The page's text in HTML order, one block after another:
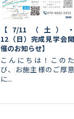
【7/11（土）・
12（日）完成見学会開
催のお知らせ】
こんにちは！このた
び、お施主様のご厚意
に...